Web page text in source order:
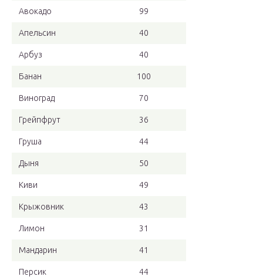
Авокадо 99
Апельсин 40
Арбуз 40
Банан 100
Виноград 70
Грейпфрут 36
Груша 44
Дыня 50
Киви 49
Крыжовник 43
Лимон 31
Мандарин 41
Персик 44